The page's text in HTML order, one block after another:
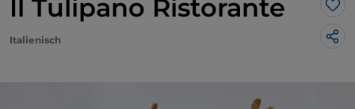
Il Tulipano Ristorante
Italienisch